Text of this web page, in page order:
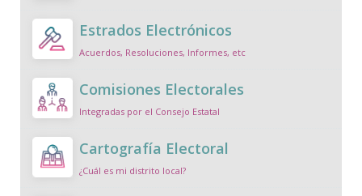
Estrados Electrónicos
Acuerdos, Resoluciones, Informes, etc
Comisiones Electorales
Integradas por el Consejo Estatal
Cartografía Electoral
¿Cuál es mi distrito local?